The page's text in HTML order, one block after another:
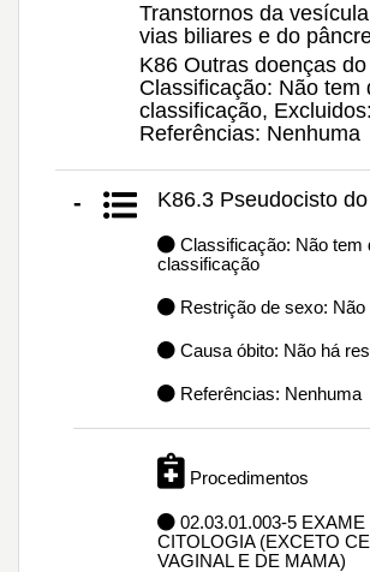
Transtornos da
vias biliares e do
K86 Outras doenças
Classificação: Não tem
classificação,
Referências: Nenhuma
- K86.3 Pseudocisto
Classificação: Não tem
classificação
Restrição de sexo: Não
Causa óbito: Não há
Referências: Nenhuma
Procedimentos
02.03.01.003-5 EXAME
CITOLOGIA (EXCETO
VAGINAL E DE MAMA)